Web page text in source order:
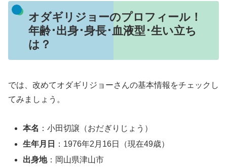
オダギリジョーのプロフィール！
年齢･出身･身長･血液型･生い立ち
は？
では、改めてオダギリジョーさんの基本情報をチェックし
てみましょう。
本名 ：小田切譲（おだぎりじょう）
生年月日
：1976年2月16日（現在49歳）
出身地：岡山県津山市